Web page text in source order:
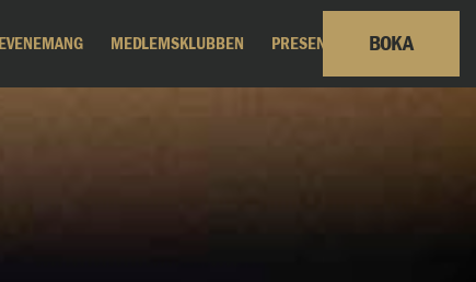
EVENEMANG MEDLEMSKLUBBEN PRESENTKORT BOKA